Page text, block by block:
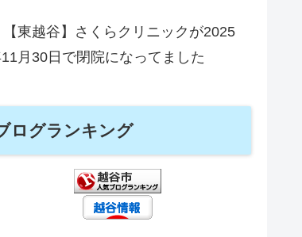
【東越谷】さくらクリニックが2025
月30日で閉院になってました
ログランキング